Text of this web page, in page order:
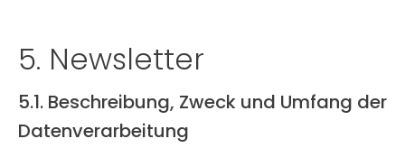
5. Newsletter
5.1. Beschreibung, Zweck und Umfang der
Datenverarbeitung